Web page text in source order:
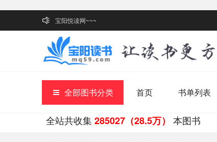
宝阳悦读网~~~
全部图书分类 首页 书单列表
全站共收集285027（28.5万） 本图书